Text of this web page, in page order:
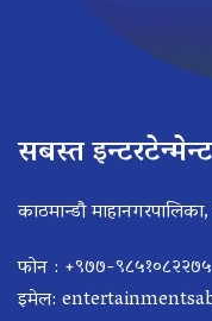
सबस्त
काठमान्डौ
फोन : +९७७-९८५१०८२२७५
इमेल: